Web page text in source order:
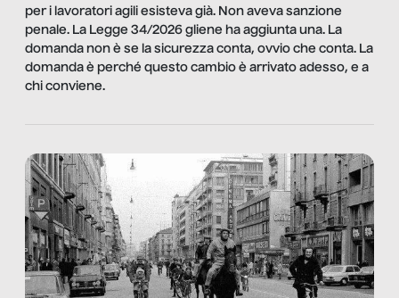
per i lavoratori agili esisteva già. Non aveva sanzione
penale. La Legge 34/2026 gliene ha aggiunta una. La
domanda non è se la sicurezza conta, ovvio che conta. La
domanda è perché questo cambio è arrivato adesso, e a
chi conviene.